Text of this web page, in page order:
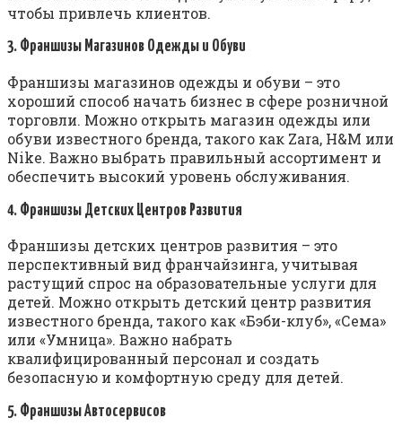
чтобы привлечь клиентов.
3. Франшизы Магазинов Одежды и Обуви
Франшизы магазинов одежды и обуви – это
хороший способ начать бизнес в сфере розничной
торговли. Можно открыть магазин одежды или
обуви известного бренда, такого как Zara, H&M или
Nike. Важно выбрать правильный ассортимент и
обеспечить высокий уровень обслуживания.
4. Франшизы Детских Центров Развития
Франшизы детских центров развития – это
перспективный вид франчайзинга, учитывая
растущий спрос на образовательные услуги для
детей. Можно открыть детский центр развития
известного бренда, такого как «Бэби-клуб», «Сема»
или «Умница». Важно набрать
квалифицированный персонал и создать
безопасную и комфортную среду для детей.
5. Франшизы Автосервисов